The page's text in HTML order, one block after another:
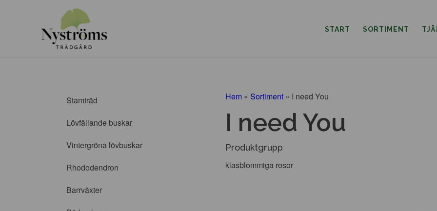
START SORTIMENT
Stamträd
Lövfällande buskar
Vintergröna lövbuskar
Rhododendron
Barrväxter
Hem » Sortiment » I need You
I need You
Produktgrupp
klasblommiga rosor